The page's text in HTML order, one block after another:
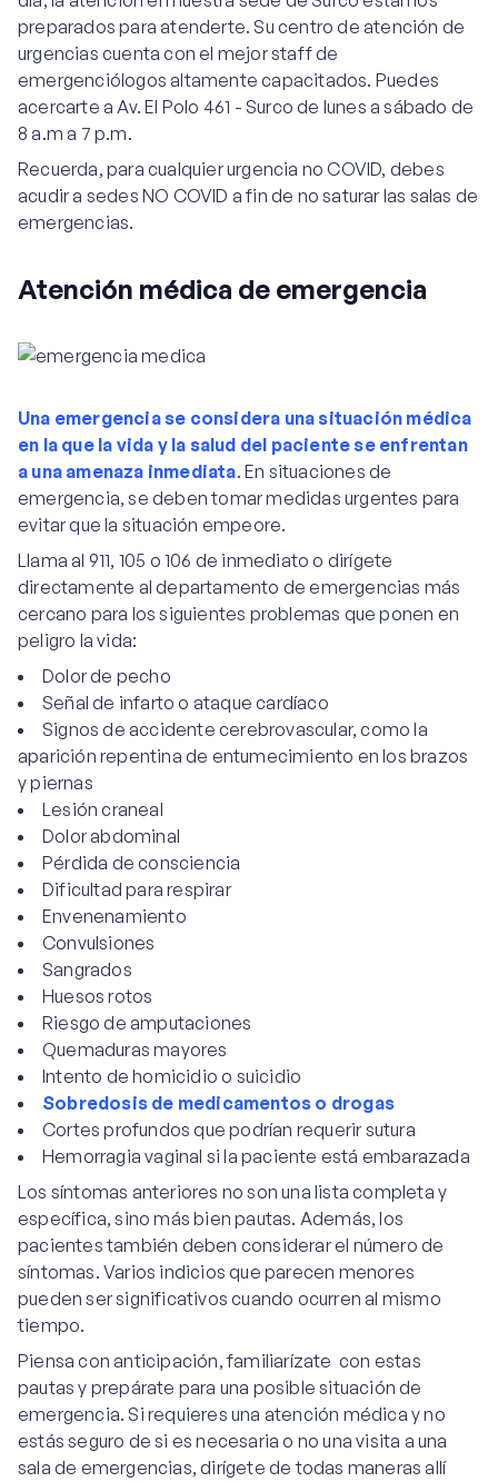
preparados para atenderte. Su centro de atención de
urgencias cuenta con el mejor staff de
emergenciólogos altamente capacitados. Puedes
acercarte a Av. El Polo 461 - Surco de lunes a sábado de
8 a.m a 7 p.m.
Recuerda, para cualquier urgencia no COVID, debes
acudir a sedes NO COVID a fin de no saturar las salas de
emergencias.
Atención médica de emergencia
Una emergencia se considera una situación médica
en la que la vida y la salud del paciente se enfrentan
a una amenaza inmediata. En situaciones de
emergencia, se deben tomar medidas urgentes para
evitar que la situación empeore.
Llama al 911, 105 o 106 de inmediato o dirígete
directamente al departamento de emergencias más
cercano para los siguientes problemas que ponen en
peligro la vida:
Dolor de pecho
Señal de infarto o ataque cardíaco
Signos de accidente cerebrovascular, como la
aparición repentina de entumecimiento en los brazos
y piernas
Lesión craneal
Dolor abdominal
Pérdida de consciencia
Dificultad para respirar
Envenenamiento
Convulsiones
Sangrados
Huesos rotos
Riesgo de amputaciones
Quemaduras mayores
Intento de homicidio o suicidio
Sobredosis de medicamentos o drogas
Cortes profundos que podrían requerir sutura
Hemorragia vaginal si la paciente está embarazada
Los síntomas anteriores no son una lista completa y
específica, sino más bien pautas. Además, los
pacientes también deben considerar el número de
síntomas. Varios indicios que parecen menores
pueden ser significativos cuando ocurren al mismo
tiempo.
Piensa con anticipación, familiarízate con estas
pautas y prepárate para una posible situación de
emergencia. Si requieres una atención médica y no
estás seguro de si es necesaria o no una visita a una
sala de emergencias, dirígete de todas maneras allí